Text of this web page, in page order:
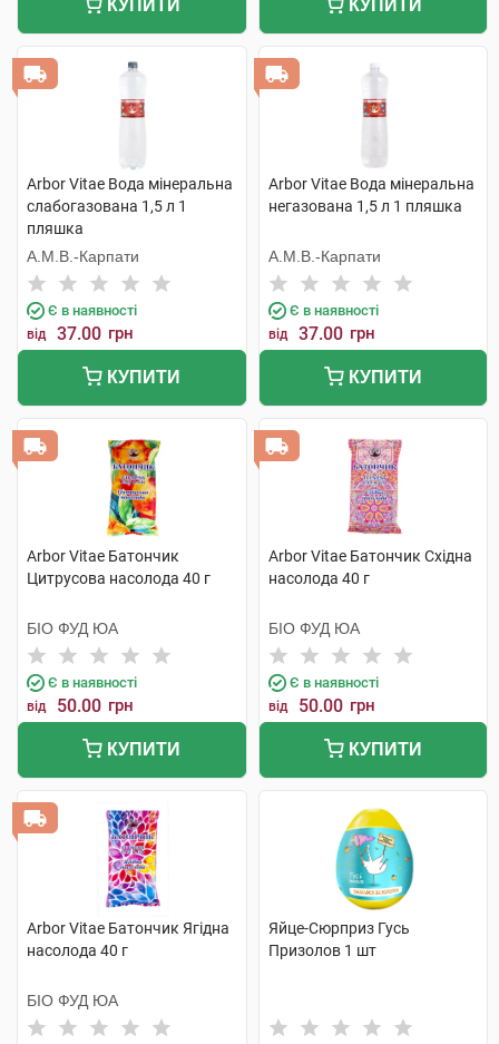
КУПИТИ КУПИТИ
Arbor Vitae Вода мінеральна
слабогазована 1,5 л 1
пляшка
А.М.В.-Карпати
Є в наявності
від 37.00 грн
КУПИТИ
Arbor Vitae Вода мінеральна
негазована 1,5 л 1 пляшка
А.М.В.-Карпати
Є в наявності
від 37.00 грн
КУПИТИ
Arbor Vitae Батончик
Цитрусова насолода 40 г
БІО ФУД ЮА
Є в наявності
від 50.00 грн
КУПИТИ
Arbor Vitae Батончик Східна
насолода 40 г
БІО ФУД ЮА
Є в наявності
від 50.00 грн
КУПИТИ
Arbor Vitae Батончик Ягідна
насолода 40 г
БІО ФУД ЮА
Яйце-Сюрприз Гусь
Призолов 1 шт